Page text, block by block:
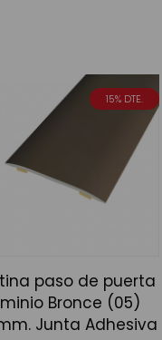
15% DTE.
paso de puerta
Bronce (05)
Junta Adhesiva